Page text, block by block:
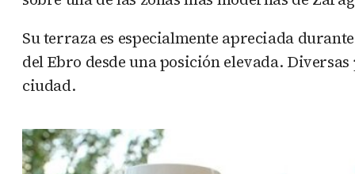
Su terraza es especialmente apreciada
del Ebro desde una posición elevada.
ciudad.